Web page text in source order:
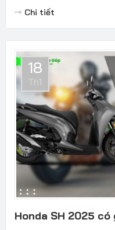
Chi tiết
18
Th1
Honda SH 2025 có